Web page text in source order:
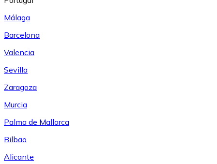
Málaga
Barcelona
Valencia
Sevilla
Zaragoza
Murcia
Palma de Mallorca
Bilbao
Alicante